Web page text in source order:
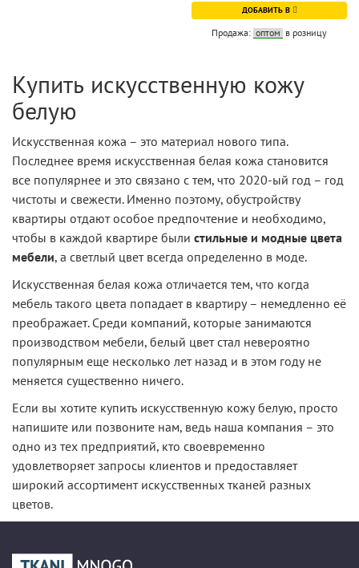
ДОБАВИТЬ В
Продажа: оптом в розницу
Купить искусственную кожу
белую
Искусственная кожа – это материал нового типа.
Последнее время искусственная белая кожа становится
все популярнее и это связано с тем, что 2020-ый год – год
чистоты и свежести. Именно поэтому, обустройству
квартиры отдают особое предпочтение и необходимо,
чтобы в каждой квартире были стильные и модные цвета
мебели, а светлый цвет всегда определенно в моде.
Искусственная белая кожа отличается тем, что когда
мебель такого цвета попадает в квартиру – немедленно её
преображает. Среди компаний, которые занимаются
производством мебели, белый цвет стал невероятно
популярным еще несколько лет назад и в этом году не
меняется существенно ничего.
Если вы хотите купить искусственную кожу белую, просто
напишите или позвоните нам, ведь наша компания – это
одно из тех предприятий, кто своевременно
удовлетворяет запросы клиентов и предоставляет
широкий ассортимент искусственных тканей разных
цветов.